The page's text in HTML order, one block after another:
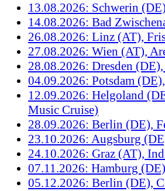
13.08.2026: Schwerin
14.08.2026: Bad
26.08.2026: Linz (AT),
27.08.2026: Wien (AT),
28.08.2026: Dresden
04.09.2026: Potsdam
12.09.2026: Helgoland
Music Cruise)
28.09.2026: Berlin (DE),
23.10.2026: Augsburg
24.10.2026: Graz (AT),
07.11.2026: Hamburg
05.12.2026: Berlin (DE),